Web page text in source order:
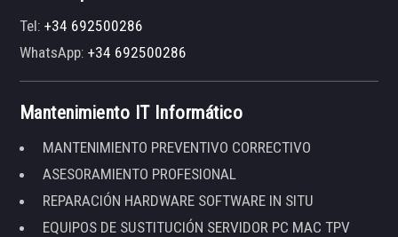
Tel:+34 692500286
WhatsApp:+34 692500286
Mantenimiento IT Informático
MANTENIMIENTO PREVENTIVO CORRECTIVO
ASESORAMIENTO PROFESIONAL
REPARACIÓN HARDWARE SOFTWARE IN SITU
EQUIPOS DE SUSTITUCIÓN SERVIDOR PC MAC TPV